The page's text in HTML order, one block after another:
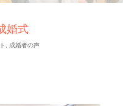
婚式
成婚者の声